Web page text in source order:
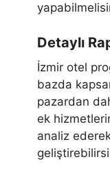
Detaylı
İzmir otel
bazda
pazardan
ek
analiz